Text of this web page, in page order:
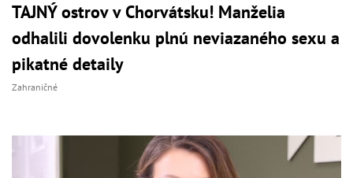
TAJNÝ ostrov v Chorvátsku! Manželia
odhalili dovolenku plnú neviazaného sexu a
pikatné detaily
Zahraničné